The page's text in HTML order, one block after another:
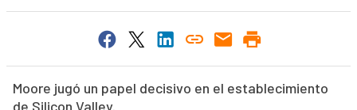
Moore jugó un papel decisivo en el establecimiento
de Silicon Valley.